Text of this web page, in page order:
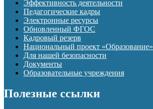
Эффективность деятельности
Педагогические кадры
Электронные ресурсы
Обновленный ФГОС
Кадровый резерв
Национальный проект «Образование»
Для нашей безопасности
Документы
Образовательные учреждения
Полезные ссылки